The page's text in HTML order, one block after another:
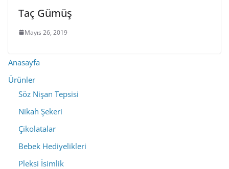
Taç Gümüş
Mayıs 26, 2019
Anasayfa
Ürünler
Söz Nişan Tepsisi
Nikah Şekeri
Çikolatalar
Bebek Hediyelikleri
Pleksi İsimlik